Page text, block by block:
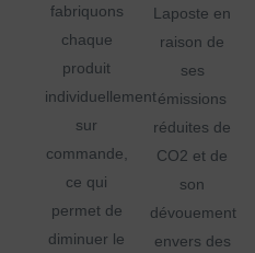
fabriquons
chaque
produit
individuellement
sur
commande,
ce qui
permet de
diminuer le
Laposte en
raison de
ses
émissions
réduites de
CO2 et de
son
dévouement
envers des